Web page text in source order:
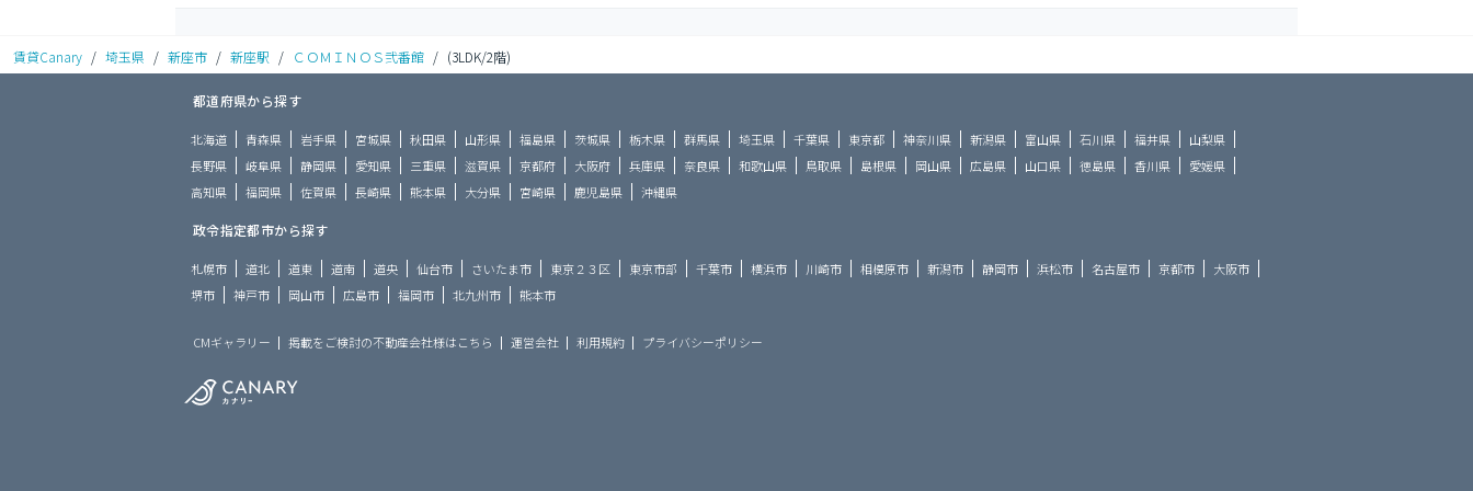
賃貸Canary / 埼玉県 / 新座市 / 新座駅 / ＣＯＭＩＮＯＳ弐番館 / (3LDK/2階)
都道府県から探す
北海道 青森県 岩手県 宮城県 秋田県 山形県 福島県 茨城県 栃木県 群馬県 埼玉県 千葉県 東京都 神奈川県 新潟県 富山県 石川県 福井県
山梨県
長野県
岐阜県 静岡県 愛知県 三重県 滋賀県 京都府 大阪府 兵庫県 奈良県 和歌山県 鳥取県 島根県 岡山県 広島県 山口県 徳島県 香川県
愛媛県
高知県
福岡県 佐賀県 長崎県 熊本県 大分県 宮崎県 鹿児島県 沖縄県
政令指定都市から探す
札幌市 道北 道東 道南 道央 仙台市 さいたま市 東京２３区 東京市部 千葉市 横浜市 川崎市 相模原市 新潟市 静岡市 浜松市 名古屋市 京都市
大阪市
堺市
神戸市 岡山市 広島市 福岡市 北九州市 熊本市
CMギャラリー 掲載をご検討の不動産会社様はこちら 運営会社 利用規約 プライバシーポリシー